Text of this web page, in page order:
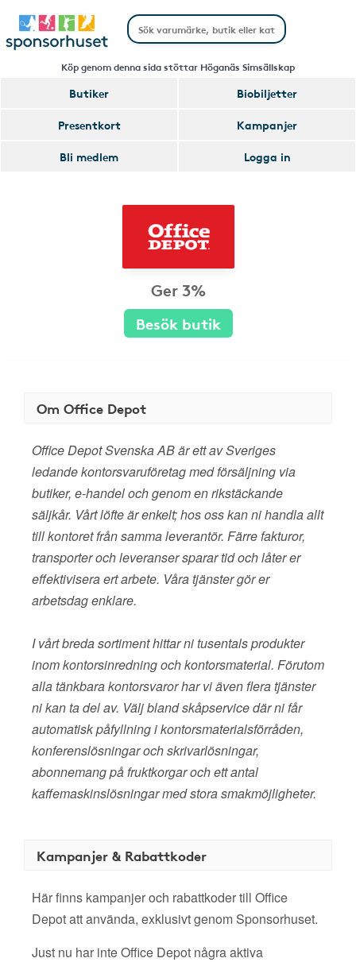
Köp genom denna sida stöttar Höganäs Simsällskap
Butiker
Biobiljetter
Presentkort
Kampanjer
Bli medlem
Logga in
Ger 3%
Besök butik
Om Office Depot
Office Depot Svenska AB är ett av Sveriges
ledande kontorsvaruföretag med försäljning via
butiker, e-handel och genom en rikstäckande
säljkår. Vårt löfte är enkelt; hos oss kan ni handla allt
till kontoret från samma leverantör. Färre fakturor,
transporter och leveranser sparar tid och låter er
effektivisera ert arbete. Våra tjänster gör er
arbetsdag enklare.
I vårt breda sortiment hittar ni tusentals produkter
inom kontorsinredning och kontorsmaterial. Förutom
alla tänkbara kontorsvaror har vi även flera tjänster
ni kan ta del av. Välj bland skåpservice där ni får
automatisk påfyllning i kontorsmaterialsförråden,
konferenslösningar och skrivarlösningar,
abonnemang på fruktkorgar och ett antal
kaffemaskinslösningar med stora smakmöjligheter.
Kampanjer & Rabattkoder
Här finns kampanjer och rabattkoder till Office
Depot att använda, exklusivt genom Sponsorhuset.
Just nu har inte Office Depot några aktiva